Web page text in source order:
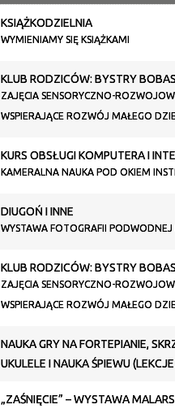
KSIĄŻKODZIELNIA
WYMIENIAMY SIĘ KSIĄŻKAMI
KLUB RODZICÓW: BYSTRY
ZAJĘCIA SENSORYCZNO-
WSPIERAJĄCE ROZWÓJ MAŁEGO
KURS OBSŁUGI KOMPUTERA I
KAMERALNA NAUKA POD OKIEM
DIUGOŃ I INNE
WYSTAWA FOTOGRAFII PODWODNEJ
KLUB RODZICÓW: BYSTRY
ZAJĘCIA SENSORYCZNO-
WSPIERAJĄCE ROZWÓJ MAŁEGO
NAUKA GRY NA FORTEPIANIE,
UKULELE I NAUKA ŚPIEWU
„ZAŚNIĘCIE” – WYSTAWA